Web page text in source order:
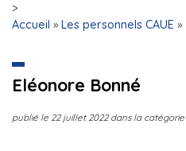
>
Accueil » Les personnels CAUE »
Eléonore Bonné
publié le 22 juillet 2022dans la catégorie